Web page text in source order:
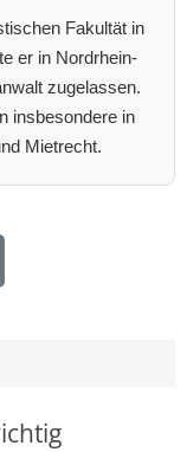
Fakultät in
er in Nordrhein-
zugelassen.
insbesondere in
Mietrecht.